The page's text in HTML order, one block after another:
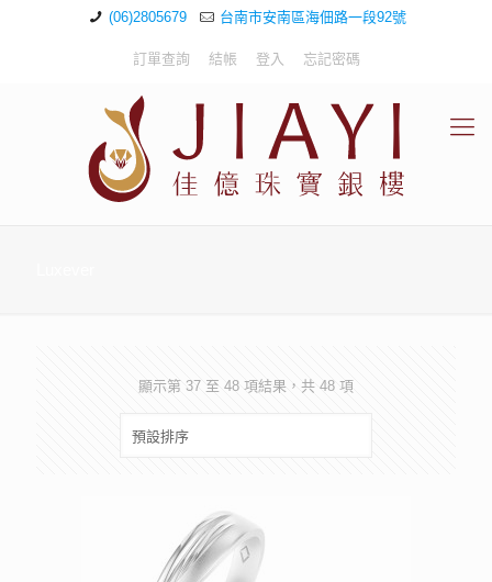
(06)2805679 台南市安南區海佃路一段92號
訂單查詢 結帳 登入 忘記密碼
顯示第 37 至 48 項結果，共 48 項